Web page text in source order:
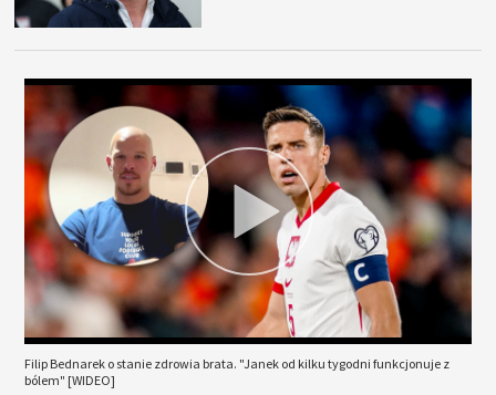
Filip Bednarek o stanie zdrowia brata. "Janek od kilku tygodni funkcjonuje z
bólem" [WIDEO]